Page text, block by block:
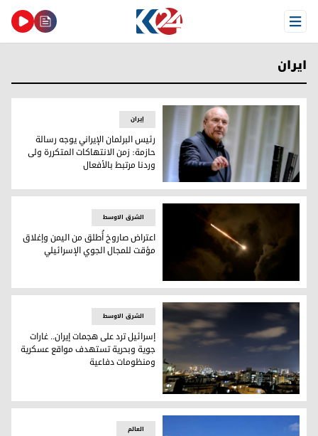
Open Menu
ايران
رئيس البرلمان الإيراني يوجه رسالة حازمة: زمن الانتهاكات
إيران
رئيس البرلمان الإيراني يوجه رسالة
حازمة: زمن الانتهاكات المتكررة ولى
وردنا مرتبط بالأفعال
اعتراض صاروخ أُطلق من اليمن وإغلاق مؤقت للمجال الجوي
الشرق الاوسط
اعتراض صاروخ أُطلق من اليمن وإغلاق
مؤقت للمجال الجوي الإسرائيلي
إسرائيل ترد على هجمات إيران.. غارات جوية وبحرية تستهدف
الشرق الاوسط
إسرائيل ترد على هجمات إيران.. غارات
جوية وبحرية تستهدف مواقع عسكرية
ومنظومات دفاعية
العالم